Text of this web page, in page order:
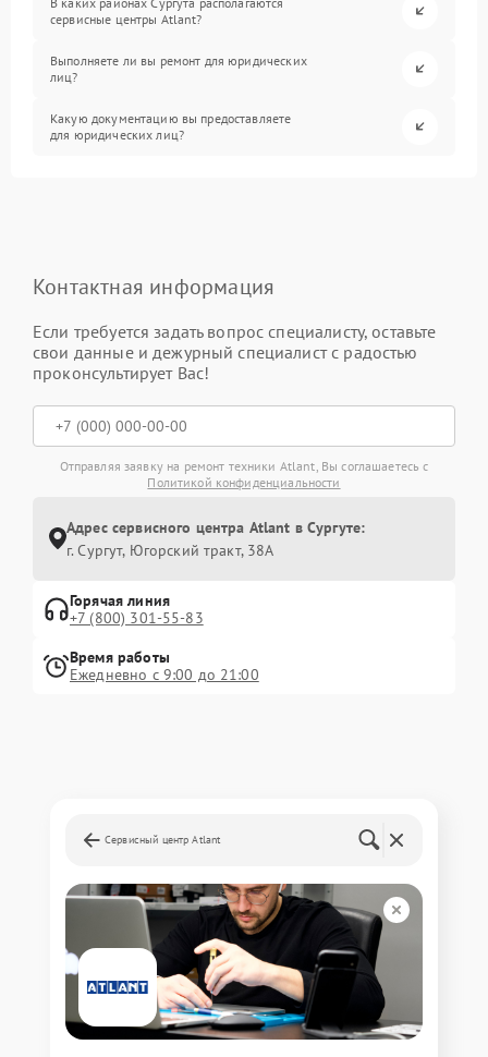
сервисные центры Atlant?
Выполняете ли вы ремонт для юридических
лиц?
Какую документацию вы предоставляете
для юридических лиц?
Контактная информация
Если требуется задать вопрос специалисту, оставьте
свои данные и дежурный специалист с радостью
проконсультирует Вас!
Отправляя заявку на ремонт техники Atlant, Вы соглашаетесь с
Политикой конфиденциальности
Адрес сервисного центра Atlant в Сургуте:
г. Сургут, Югорский тракт, 38А
Горячая линия
+7 (800) 301-55-83
Время работы
Ежедневно с 9:00 до 21:00
Сервисный центр Atlant